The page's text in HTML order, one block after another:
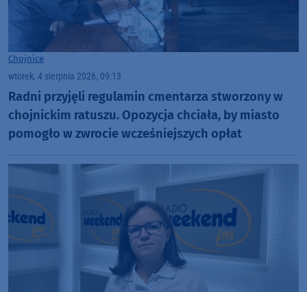
Chojnice
wtorek, 4 sierpnia 2026, 09:13
Radni przyjęli regulamin cmentarza stworzony w
chojnickim ratuszu. Opozycja chciała, by miasto
pomogło w zwrocie wcześniejszych opłat